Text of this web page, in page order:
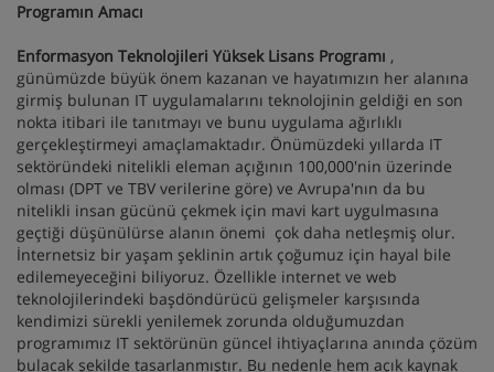
Programın Amacı
Enformasyon Teknolojileri Yüksek Lisans Programı ,
günümüzde büyük önem kazanan ve hayatımızın her alanına
girmiş bulunan IT uygulamalarını teknolojinin geldiği en son
nokta itibari ile tanıtmayı ve bunu uygulama ağırlıklı
gerçekleştirmeyi amaçlamaktadır. Önümüzdeki yıllarda IT
sektöründeki nitelikli eleman açığının 100,000'nin üzerinde
olması (DPT ve TBV verilerine göre) ve Avrupa'nın da bu
nitelikli insan gücünü çekmek için mavi kart uygulmasına
geçtiği düşünülürse alanın önemi çok daha netleşmiş olur.
İnternetsiz bir yaşam şeklinin artık çoğumuz için hayal bile
edilemeyeceğini biliyoruz. Özellikle internet ve web
teknolojilerindeki başdöndürücü gelişmeler karşısında
kendimizi sürekli yenilemek zorunda olduğumuzdan
programımız IT sektörünün güncel ihtiyaçlarına anında çözüm
bulacak şekilde tasarlanmıştır. Bu nedenle hem açık kaynak